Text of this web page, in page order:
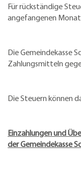
Für rückständige
angefangenen Monat
Die Gemeindekasse
Zahlungsmitteln
Die Steuern können
Einzahlungen und
der Gemeindekasse